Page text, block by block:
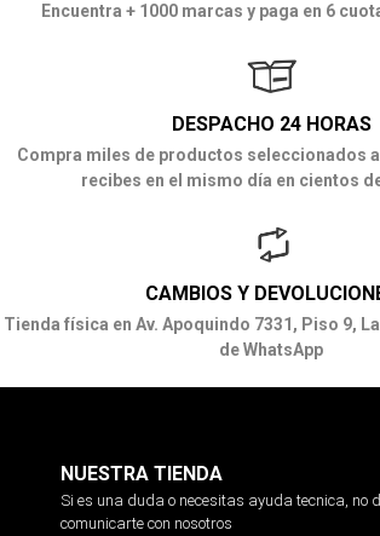
Encuentra + 1000 marcas y paga en 6
DESPACHO 24 HORAS
Compra miles de productos seleccionados
recibes en el mismo día en cientos
CAMBIOS Y
Tienda física en Av. Apoquindo 7331, Piso 9,
de WhatsApp
NUESTRA TIENDA
Si es una duda o necesitas ayuda tecnica, no
comunicarte con nosotros